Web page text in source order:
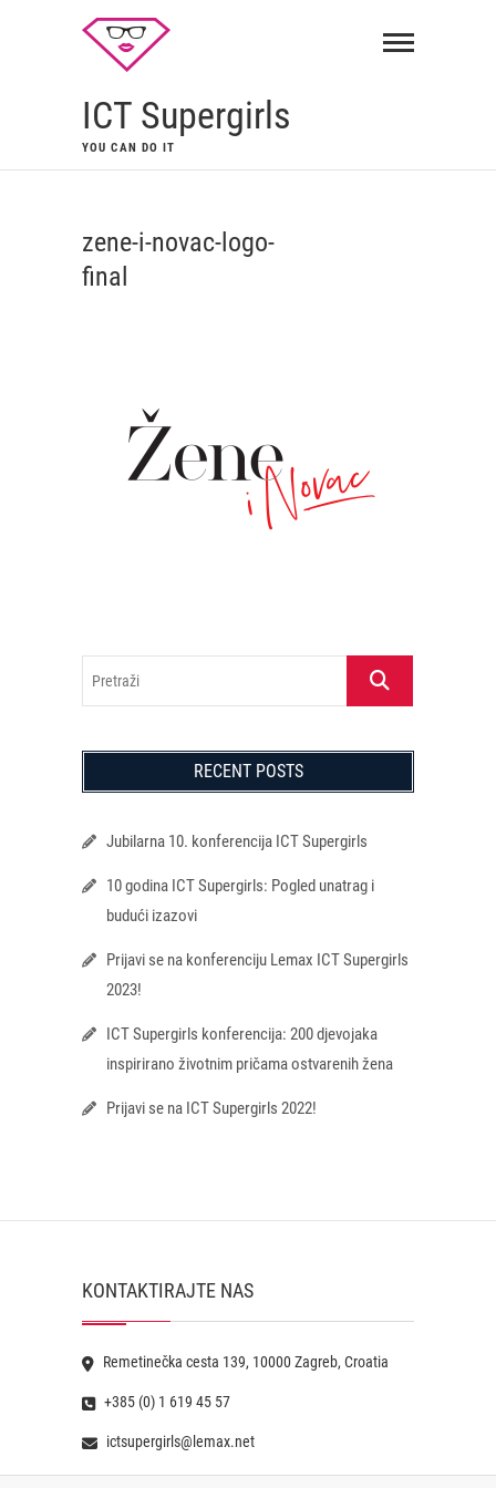
ICT Supergirls
YOU CAN DO IT
zene-i-novac-logo-
final
Pretraži
RECENT POSTS
Jubilarna 10. konferencija ICT Supergirls
10 godina ICT Supergirls: Pogled unatrag i
budući izazovi
Prijavi se na konferenciju Lemax ICT Supergirls
2023!
ICT Supergirls konferencija: 200 djevojaka
inspirirano životnim pričama ostvarenih žena
Prijavi se na ICT Supergirls 2022!
KONTAKTIRAJTE NAS
Remetinečka cesta 139, 10000 Zagreb, Croatia
+385 (0) 1 619 45 57
ictsupergirls@lemax.net